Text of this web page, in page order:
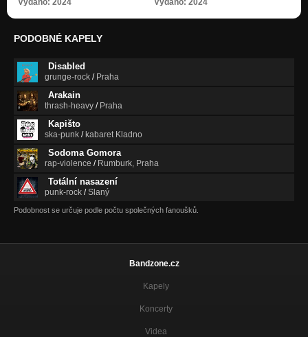
PODOBNÉ KAPELY
Disabled
grunge-rock / Praha
Arakain
thrash-heavy / Praha
Kapišto
ska-punk /kabaret Kladno
Sodoma Gomora
rap-violence / Rumburk, Praha
Totální nasazení
punk-rock /Slaný
Podobnost se určuje podle počtu společných fanoušků.
Bandzone.cz
Kapely
Koncerty
Videa